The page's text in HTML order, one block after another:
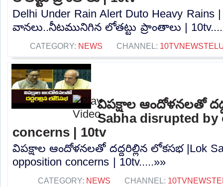
Delhi Under Rain Alert Duto Heavy
వానలు..నీటమునిగిన లోతట్టు ప్రాంతాలు |
CATEGORY: NEWS CHANNEL:
విపక్షాల ఆందోళనలతో
Sabha disrupted
concerns | 10tv
విపక్షాల ఆందోళనలతో దద్దరిల్లిన లోకసభ |Lok
opposition concerns | 10tv.....»»
CATEGORY: NEWS CHANNEL: